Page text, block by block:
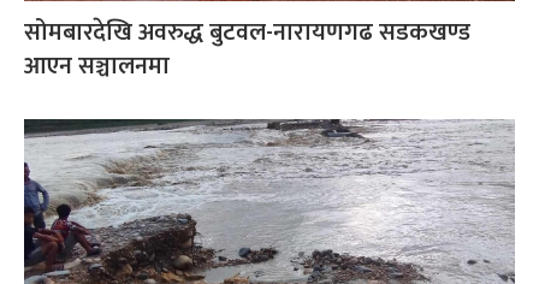
सोमबारदेखि अवरुद्ध बुटवल-नारायणगढ सडकखण्ड
आएन सञ्चालनमा